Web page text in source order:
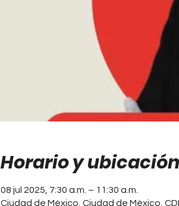
Horario y ubicación
08 jul 2025, 7:30 a.m. – 11:30 a.m.
Ciudad de México, Ciudad de México,